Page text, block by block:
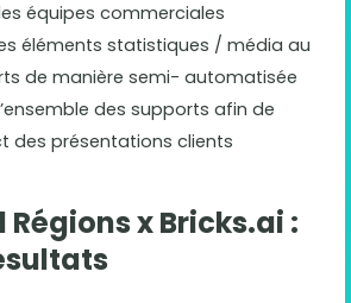
équipes commerciales
éléments statistiques / média au
de manière semi- automatisée
des supports afin de
des présentations clients
Régions x Bricks.ai :